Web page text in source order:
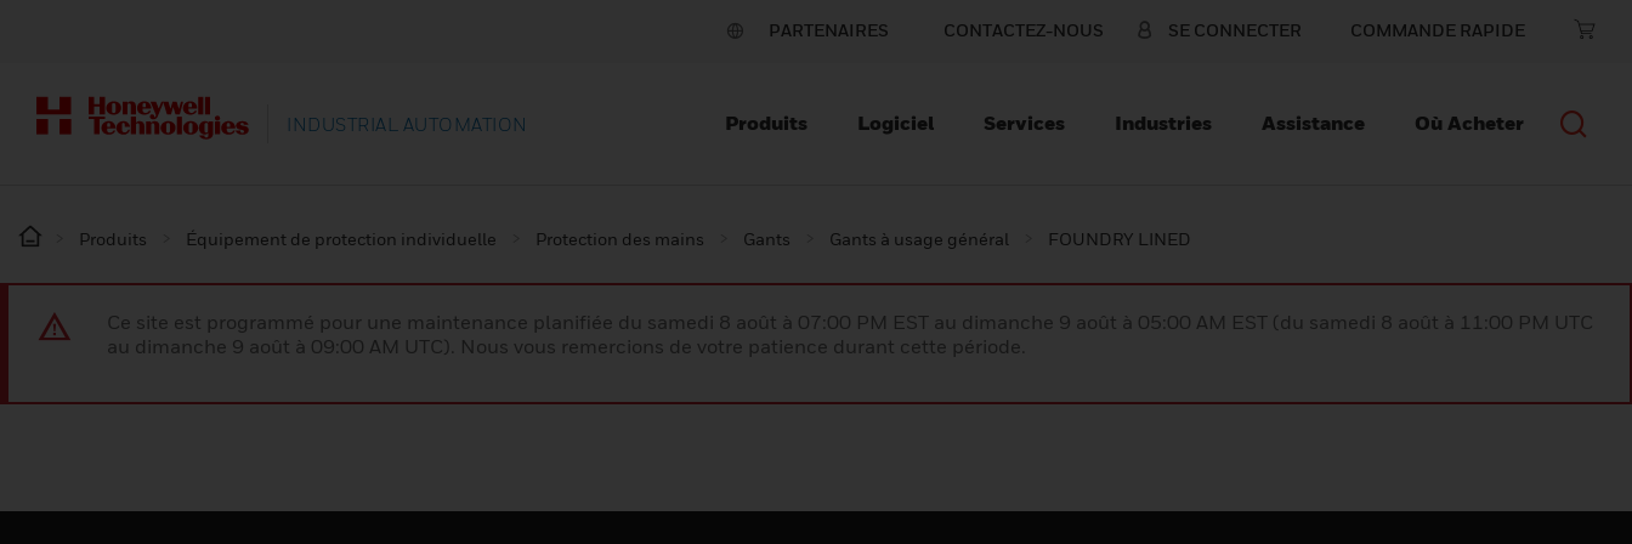
PARTENAIRES CONTACTEZ-NOUS SE CONNECTER COMMANDE RAPIDE
INDUSTRIAL AUTOMATION Produits Logiciel Services Industries Assistance Où Acheter
Produits Équipement de protection individuelle Protection des mains Gants Gants à usage général FOUNDRY LINED
Ce site est programmé pour une maintenance planifiée du samedi 8 août à 07:00 PM EST au dimanche 9 août à 05:00 AM EST (du samedi 8 août à 11:00 PM UTC
au dimanche 9 août à 09:00 AM UTC). Nous vous remercions de votre patience durant cette période.